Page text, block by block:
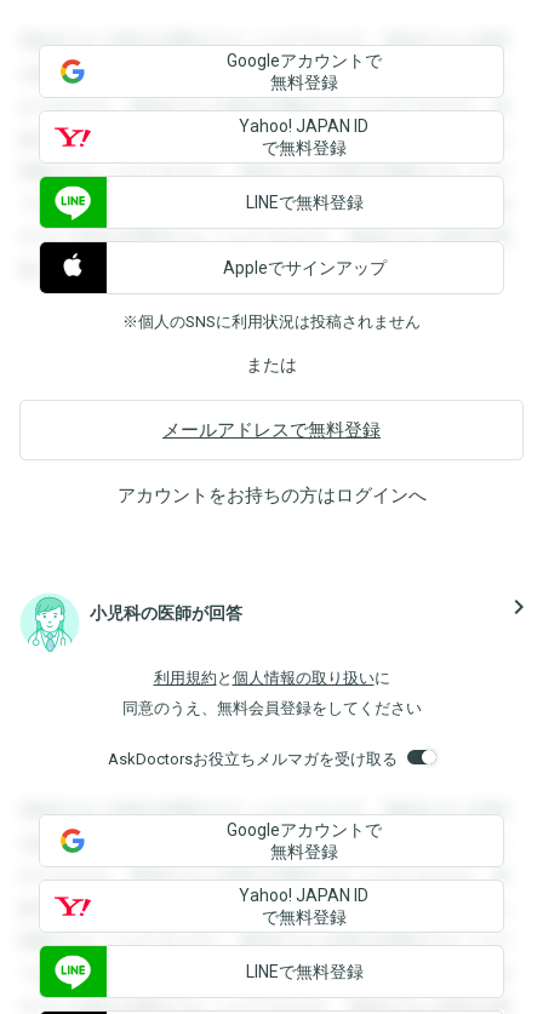
登録すると回答を閲覧することができます。登録すると回答
を閲覧することができます。登録すると回答を閲覧すること
ができます。登録すると回答を閲覧することができます。登
録すると回答を閲覧することができます。登録すると回答を
閲覧することができます。登録すると回答を閲覧することが
できます。登録すると回答を閲覧することができます。登録
すると回答を閲覧することができます。登録すると回答を閲
覧することができます。
Googleアカウントで
無料登録
Yahoo! JAPAN ID
で無料登録
LINEで無料登録
Appleでサインアップ
※個人のSNSに利用状況は投稿されません
または
メールアドレスで無料登録
アカウントをお持ちの方はログインへ
小児科の医師が回答 navigate_next
利用規約 と 個人情報の取り扱いに
同意のうえ、無料会員登録をしてください
AskDoctorsお役立ちメルマガを受け取る
登録すると回答を閲覧することができます。登録すると回答
を閲覧することができます。登録すると回答を閲覧すること
ができます。登録すると回答を閲覧することができます。登
録すると回答を閲覧することができます。登録すると回答を
閲覧することができます。登録すると回答を閲覧することが
できます。登録すると回答を閲覧することができます。登録
すると回答を閲覧することができます。登録すると回答を閲
Googleアカウントで
無料登録
Yahoo! JAPAN ID
で無料登録
LINEで無料登録